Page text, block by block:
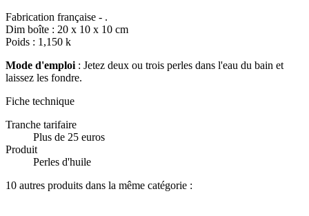
Fabrication française - .
Dim boîte : 20 x 10 x 10 cm
Poids : 1,150 k
Mode d'emploi : Jetez deux ou trois perles dans l'eau du bain et
laissez les fondre.
Fiche technique
Tranche tarifaire
Plus de 25 euros
Produit
Perles d'huile
10 autres produits dans la même catégorie :